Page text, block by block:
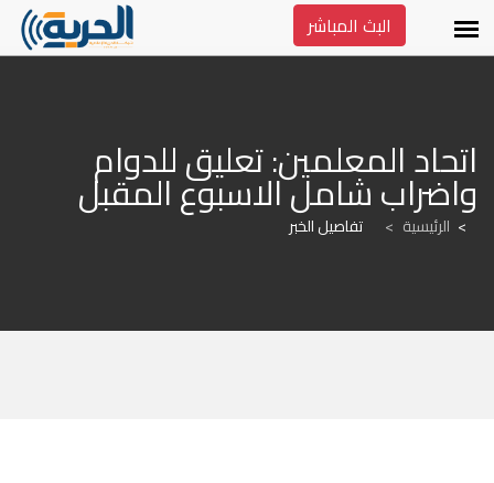
البث المباشر
واضراب شامل الاسبوع المقبل
الرئيسية > تفاصيل الخبر